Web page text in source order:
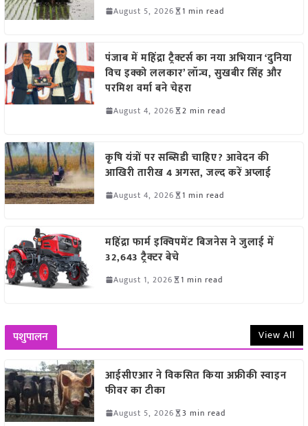
August 5, 2026 1 min read
पंजाब में महिंद्रा ट्रैक्टर्स का नया अभियान ‘दुनिया
विच इक्को ललकार’ लॉन्च, सुखबीर सिंह और
परमिश वर्मा बने चेहरा
August 4, 2026 2 min read
कृषि यंत्रों पर सब्सिडी चाहिए? आवेदन की
आखिरी तारीख 4 अगस्त, जल्द करें अप्लाई
August 4, 2026 1 min read
महिंद्रा फार्म इक्विपमेंट बिजनेस ने जुलाई में
32,643 ट्रैक्टर बेचे
August 1, 2026 1 min read
पशुपालन View All
आईसीएआर ने विकसित किया अफ्रीकी स्वाइन
फीवर का टीका
August 5, 2026 3 min read